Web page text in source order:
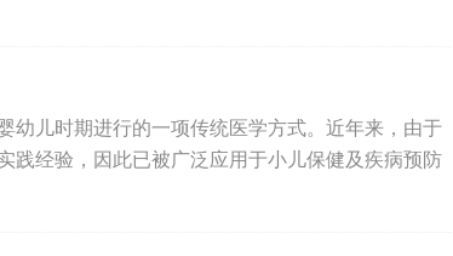
幼儿时期进行的一项传统医学方式。近年来，由于
践经验，因此已被广泛应用于小儿保健及疾病预防